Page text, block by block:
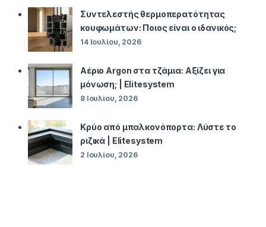
Συντελεστής θερμοπερατότητας
κουφωμάτων: Ποιος είναι ο ιδανικός;
14 Ιουλίου, 2026
Αέριο Argon στα τζάμια: Αξίζει για
μόνωση; | Elitesystem
8 Ιουλίου, 2026
Κρύο από μπαλκονόπορτα: Λύστε το
ριζικά | Elitesystem
2 Ιουλίου, 2026